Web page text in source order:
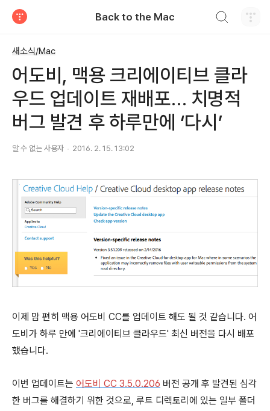
Back to the Mac
새소식/Mac
어도비, 맥용 크리에이티브 클라
우드 업데이트 재배포… 치명적
버그 발견 후 하루만에 ‘다시’
알 수 없는 사용자 2016. 2. 15. 13:02
이제 맘 편히 맥용 어도비 CC를 업데이트 해도 될 것 같습니다. 어
도비가 하루 만에 '크리에이티브 클라우드' 최신 버전을 다시 배포
했습니다.
이번 업데이트는 어도비 CC 3.5.0.206 버전 공개 후 발견된 심각
한 버그를 해결하기 위한 것으로, 루트 디렉토리에 있는 일부 폴더